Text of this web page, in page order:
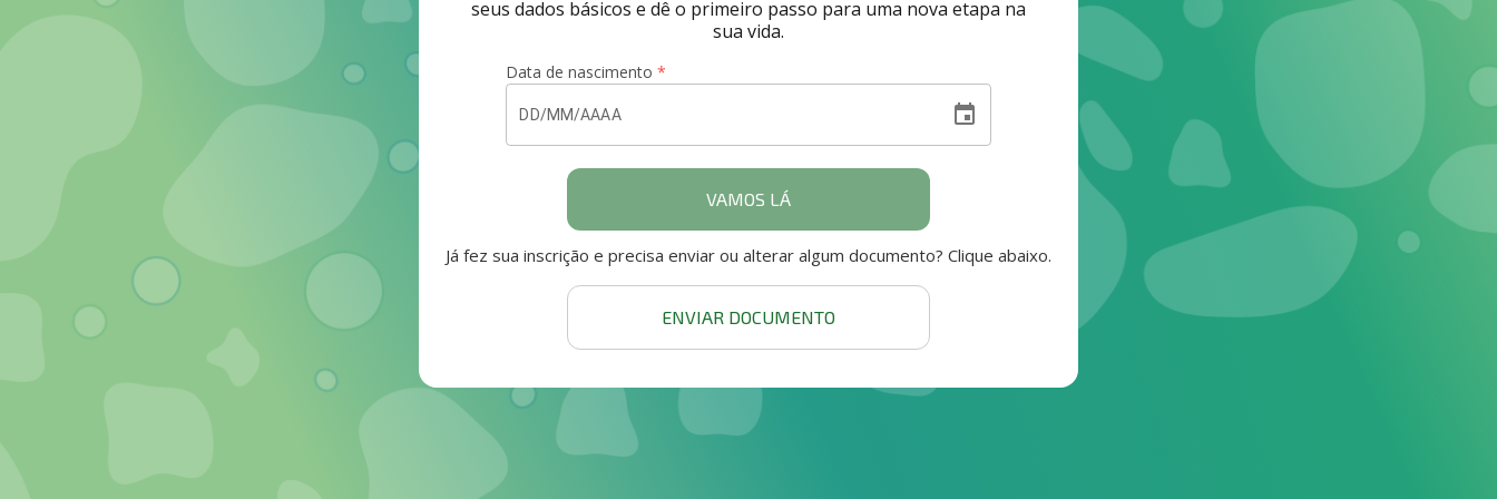
seus dados básicos e dê o primeiro passo para uma nova etapa na
sua vida.
Data de nascimento *
event
VAMOS LÁ
Já fez sua inscrição e precisa enviar ou alterar algum documento? Clique abaixo.
ENVIAR DOCUMENTO